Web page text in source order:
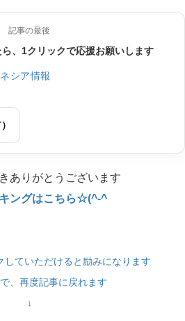
記事の最後
、1クリックで応援お願いします
ありがとうございます
ングはこちら☆(^-^
していただけると励みになります
、再度記事に戻れます
↓